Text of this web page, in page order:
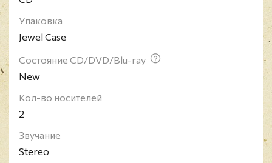
Упаковка
Jewel Case
Состояние CD/DVD/Blu-ray
New
Кол-во носителей
2
Звучание
Stereo